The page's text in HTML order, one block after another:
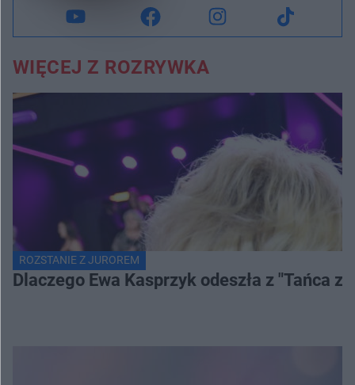
WIĘCEJ Z ROZRYWKA
ROZSTANIE Z JUROREM
Dlaczego Ewa Kasprzyk odeszła z "Tańca